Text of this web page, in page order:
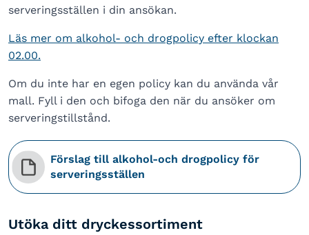
serveringsställen i din ansökan.
Läs mer om alkohol- och drogpolicy efter klockan
02.00.
Om du inte har en egen policy kan du använda vår
mall. Fyll i den och bifoga den när du ansöker om
serveringstillstånd.
Förslag till alkohol-och drogpolicy för
serveringsställen
Utöka ditt dryckessortiment